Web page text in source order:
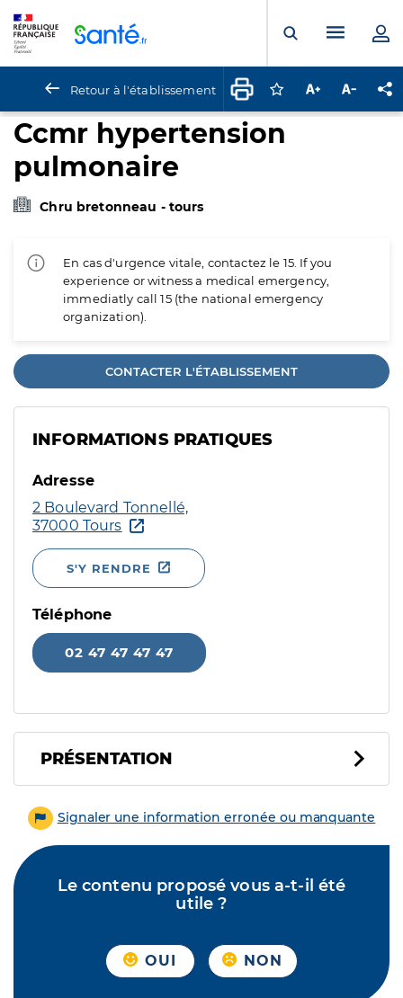
Ouvrir laMenu
Retour à l'établissement Connectez-vous
Augmenter la
Ccmr hypertension
pulmonaire
Chru bretonneau - tours
En cas d'urgence vitale, contactez le 15. If you
experience or witness a medical emergency,
immediatly call 15 (the national emergency
organization).
CONTACTER L'ÉTABLISSEMENT
INFORMATIONS PRATIQUES
Adresse
2 Boulevard Tonnellé,
37000 Tours
S'Y RENDRE
Téléphone
02 47 47 47 47
PRÉSENTATION
Signaler une information erronée ou manquante
Le contenu proposé vous a-t-il été
utile ?
OUI NON